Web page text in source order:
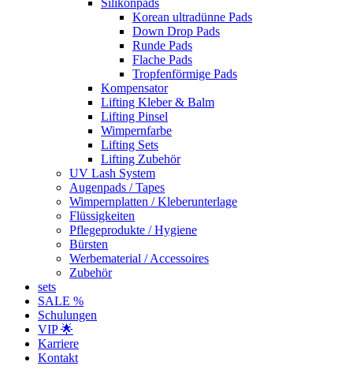
Silikonpads
Korean ultradünne Pads
Down Drop Pads
Runde Pads
Flache Pads
Tropfenförmige Pads
Kompensator
Lifting Kleber & Balm
Lifting Pinsel
Wimpernfarbe
Lifting Sets
Lifting Zubehör
UV Lash System
Augenpads / Tapes
Wimpernplatten / Kleberunterlage
Flüssigkeiten
Pflegeprodukte / Hygiene
Bürsten
Werbematerial / Accessoires
Zubehör
sets
SALE %
Schulungen
VIP 🌟
Karriere
Kontakt